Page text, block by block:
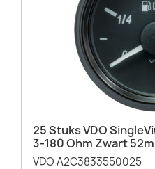
25 Stuks VDO
3-180 Ohm Zwart
VDO A2C3833550025